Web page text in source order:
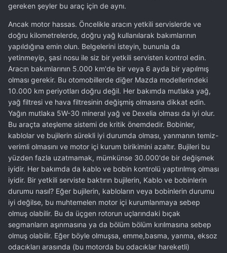
gereken şeyler bu araç için de aynı.
Ancak motor hassas. Öncelikle aracın yetkili servislerde ve
doğru kilometrelerde, doğru yağ kullanılarak bakımlarının
yapıldığına emin olun. Belgelerini isteyin, bununla da
yetinmeyip, şasi nosu ile siz bir yetkili servisten kontrol edin.
Aracın bakımlarının 5.000 km'de bir veya 6 ayda bir yapılmış
olması gerekir. Bu otomobillerde diğer Mazda modellerindeki
10.000 km periyotları doğru değil. Her bakımda mutlaka yağ,
yağ filtresi ve hava filtresinin değişmiş olmasına dikkat edin.
Yağın mutlaka 5W-30 mineral yağ ve Dexelia olması da iyi olur.
Bu araçta ateşleme sistemi de kritik önemdedir. Bobinler,
kablolar ve bujilerin sürekli iyi durumda olması, yanmanın temiz-
verimli olmasını ve motor içi kurum birikimini azaltır. Bujileri bu
yüzden fazla uzatmamak, mümkünse 30.000'de bir değişmek
iyidir. Her bakımda da kablo ve bobin kontrolü yaptırılmış olması
iyidir. Bir yetkili serviste baktırın bujilerin, Kablo ve bobinlerin
durumu nasıl? Eğer bujilerin, kabloların veya bobinlerin durumu
iyi değilse, bu muhtemelen motor içi kurumlanmaya sebep
olmuş olabilir. Bu da üçgen rotorun uçlarındaki bıçak
segmanların aşınmasına ya da bölüm bölüm kırılmasına sebep
olmuş olabilir. Eğer böyle olmuşsa, emme,basma, yanma, eksoz
odacıkları arasında (bu motorda bu odacıklar hareketli)